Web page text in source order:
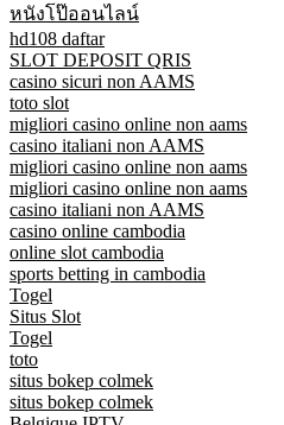
หนังโป๊ออนไลน์
hd108 daftar
SLOT DEPOSIT QRIS
casino sicuri non AAMS
toto slot
migliori casino online non aams
casino italiani non AAMS
migliori casino online non aams
migliori casino online non aams
casino italiani non AAMS
casino online cambodia
online slot cambodia
sports betting in cambodia
Togel
Situs Slot
Togel
toto
situs bokep colmek
situs bokep colmek